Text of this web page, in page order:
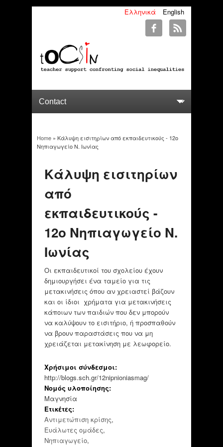
English
Ελληνικά
You are here
Home» Κάλυψη εισιτηρίων από εκπαιδευτικούς - 12ο
Νηπιαγωγείο Ν. Ιωνίας
Κάλυψη εισιτηρίων
από
εκπαιδευτικούς -
12ο Νηπιαγωγείο Ν.
Ιωνίας
Οι εκπαιδευτικοί του σχολείου έχουν
δημιουργήσει ένα ταμείο για τις
μετακινήσεις όπου αν χρειαστεί βάζουν
και οι ίδιοι χρήματα για μετακινήσεις
κάποιων των παιδιών που δεν μπορούν
να καλύψουν το εισιτήριο, ή προσπαθούν
να βρουν παραστάσεις που να μη
χρειάζεται μετακίνηση με λεωφορείο.
Χρήσιμοι σύνδεσμοι:
http://blogs.sch.gr/12nipnioniasmag/
Νομός υλοποίησης:
Μαγνησία
Ετικέτες:
Αντιμετώπιση κρίσης,
Ευάλωτες ομάδες,
Νηπιαγωγείο,